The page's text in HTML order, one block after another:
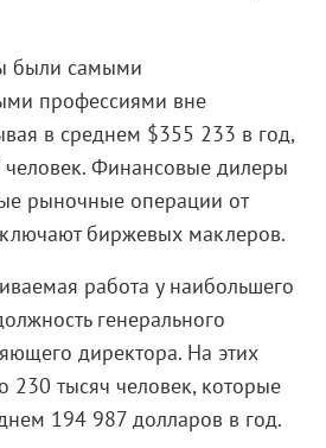
были самыми
профессиями вне
в среднем $355 233 в год,
человек. Финансовые дилеры
рыночные операции от
биржевых маклеров.
работа у наибольшего
генерального
директора. На этих
230 тысяч человек, которые
194 987 долларов в год.